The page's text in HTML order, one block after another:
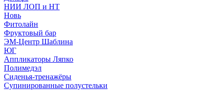
НИИ ЛОП и НТ
Новь
Фитолайн
Фруктовый бар
ЭМ-Центр Шаблина
ЮГ
Аппликаторы Ляпко
Полимедэл
Сиденья-тренажёры
Супинированные полустельки